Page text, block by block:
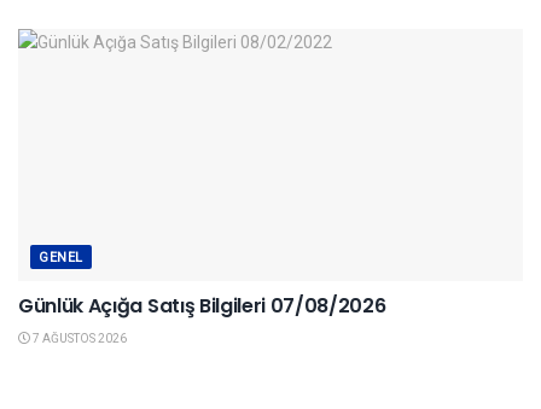
GENEL
Günlük Açığa Satış Bilgileri 07/08/2026
7 AĞUSTOS 2026